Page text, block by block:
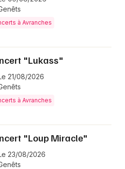
à Avranches
"Lukass"
21/08/2026
à Avranches
"Loup Miracle"
23/08/2026